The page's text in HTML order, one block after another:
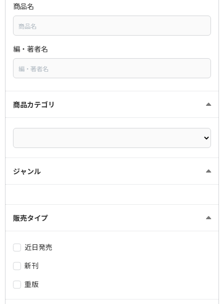
商品名
編・著者名
商品カテゴリ
ジャンル
販売タイプ
近日発売
新刊
重版